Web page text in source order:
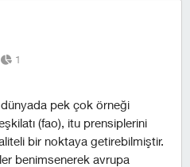
1
dünyada pek çok örneği
(fao), i̇tu prensiplerini
bir noktaya getirebilmiştir.
benimsenerek avrupa